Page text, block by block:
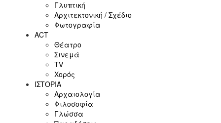
Γλυπτική
Αρχιτεκτονική / Σχέδιο
Φωτογραφία
ACT
Θέατρο
Σινεμά
ΤV
Χορός
ΙΣΤΟΡΙΑ
Αρχαιολογία
Φιλοσοφία
Γλώσσα